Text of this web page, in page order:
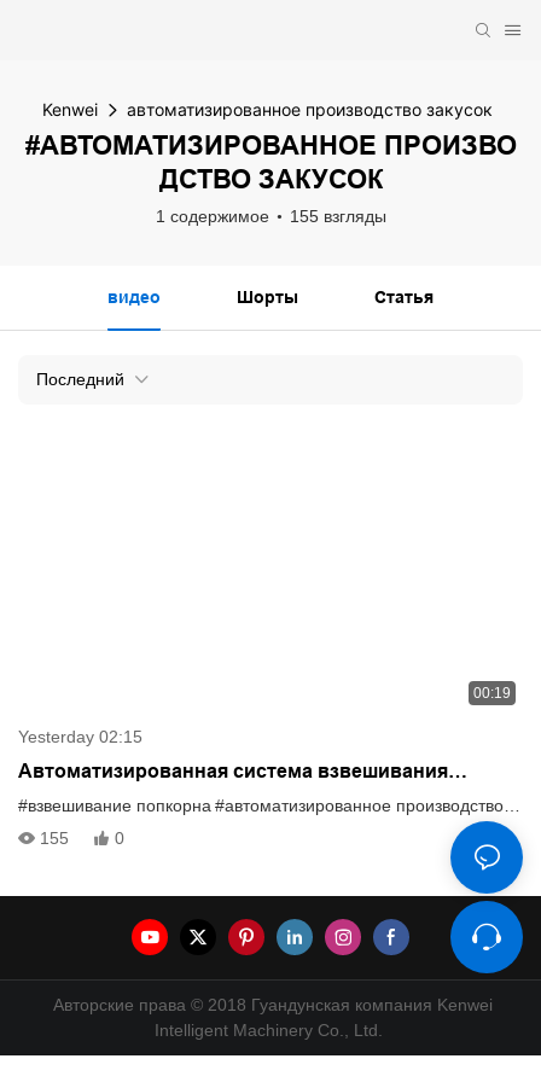
Kenwei автоматизированное производство закусок
#АВТОМАТИЗИРОВАННОЕ ПРОИЗВО
ДСТВО ЗАКУСОК
1 содержимое 155 взгляды
видео Шорты Статья
Последний
00:19
Yesterday 02:15
Автоматизированная система взвешивания
попкорна с многоголовочным весовым дозатором
для эффективного производства закусок.
#взвешивание попкорна #автоматизированное производство закусок
155
0
Авторские права © 2018 Гуандунская компания Kenwei
Intelligent Machinery Co., Ltd.